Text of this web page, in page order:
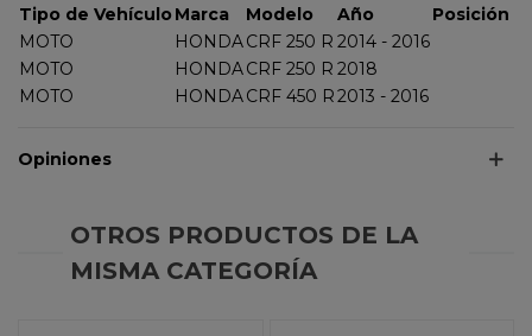
Tipo de Vehículo Marca Modelo Año
Posición
MOTO
HONDACRF 250 R 2014 - 2016
MOTO
HONDACRF 250 R 2018
MOTO
HONDACRF 450 R2013 - 2016
Opiniones
OTROS PRODUCTOS DE LA
MISMA CATEGORÍA